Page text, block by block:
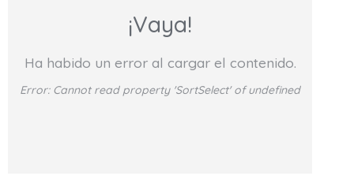
¡Vaya!
Ha habido un error al cargar el contenido.
Error: Cannot read property 'SortSelect' of undefined